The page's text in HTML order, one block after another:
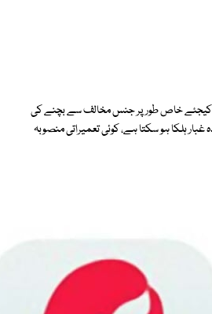
کیجئے خاص طور پر جنس مخالف سے بچنے کی
ہلکا ہو سکتا ہے، کوئی تعمیراتی منصوبہ